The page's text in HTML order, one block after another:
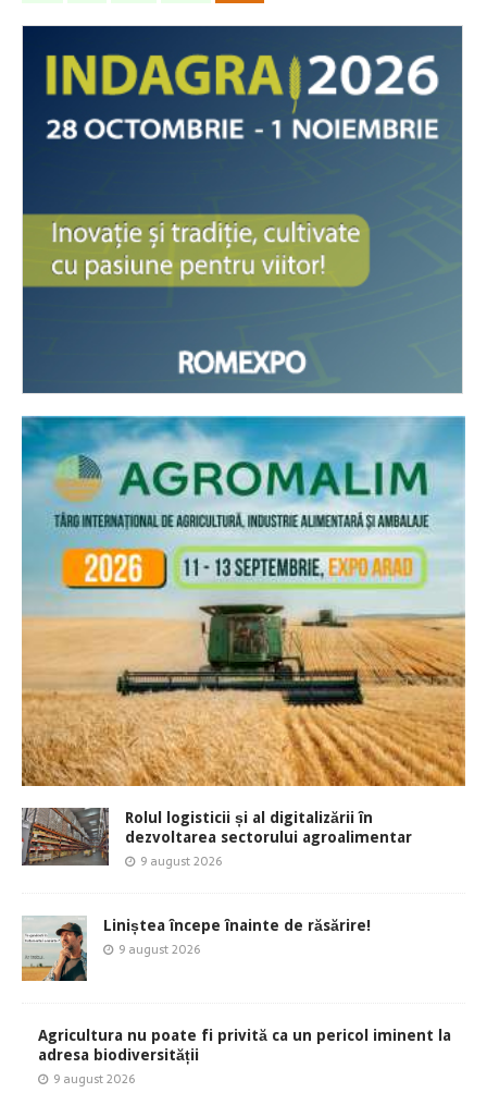
Rolul logisticii și al digitalizării în
dezvoltarea sectorului agroalimentar
9 august 2026
Liniștea începe înainte de răsărire!
9 august 2026
Agricultura nu poate fi privită ca un pericol iminent la
adresa biodiversității
9 august 2026